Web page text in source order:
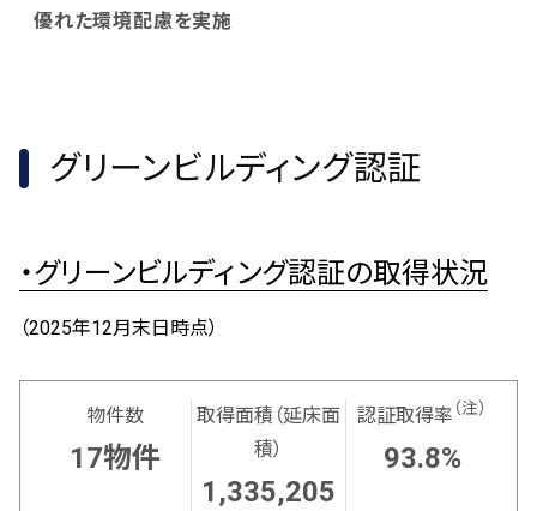
優れた環境配慮を実施
グリーンビルディング認証
・グリーンビルディング認証の取得状況
（2025年12月末日時点）
物件数
17物件
取得面積（延床面
積）
1,335,205
認証取得率 （注）
93.8%